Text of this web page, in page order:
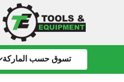
تسوق حسب الماركة